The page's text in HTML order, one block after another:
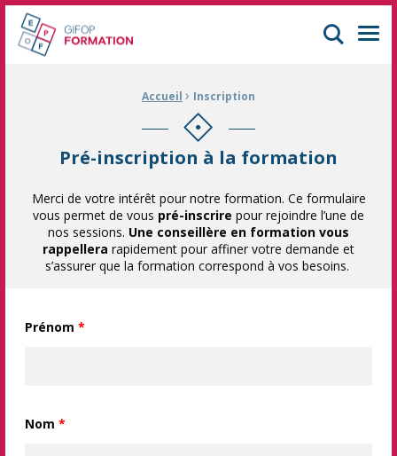
GIFOP Formation Centre de formation continue à Mulhouse
Accueil › Inscription
Pré-inscription à la formation
Merci de votre intérêt pour notre formation. Ce formulaire
vous permet de vous pré-inscrire pour rejoindre l’une de
nos sessions. Une conseillère en formation vous
rappellera rapidement pour affiner votre demande et
s’assurer que la formation correspond à vos besoins.
Prénom *
Nom *